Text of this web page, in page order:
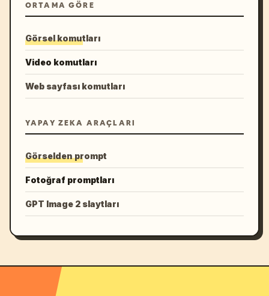
ORTAMA GÖRE
Görsel komutları
Video komutları
Web sayfası komutları
YAPAY ZEKA ARAÇLARI
Görselden prompt
Fotoğraf promptları
GPT Image 2 slaytları